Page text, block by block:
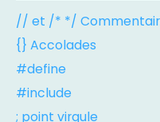
// et /* */
{} Accolades
#define
#include
; point virgule